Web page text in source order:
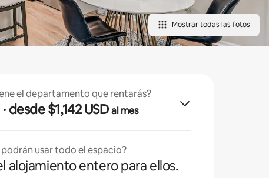
Mostrar todas las fotos
el departamento que rentarás?
· desde $1,142 USDal mes
podrán usar todo el espacio?
alojamiento entero para ellos.